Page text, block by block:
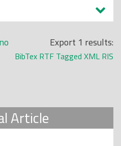
Export 1 results:
BibTex RTF Tagged XML RIS
Article